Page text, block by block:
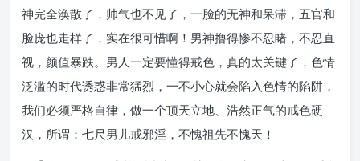
神完全涣散了，帅气也不见了，一脸的无神和呆滞，五官和
脸庞也走样了，实在很可惜啊！男神撸得惨不忍睹，不忍直
视，颜值暴跌。男人一定要懂得戒色，真的太关键了，色情
泛滥的时代诱惑非常猛烈，一不小心就会陷入色情的陷阱，
我们必须严格自律，做一个顶天立地、浩然正气的戒色硬
汉，所谓：七尺男儿戒邪淫，不愧祖先不愧天！